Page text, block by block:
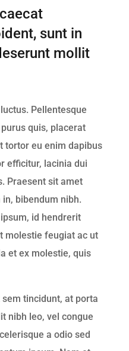
sunt in
mollit
Pellentesque
quis, placerat
tortor eu enim dapibus
efficitur, lacinia dui
Praesent sit amet
bibendum nibh.
id hendrerit
molestie feugiat ac ut
et ex molestie, quis
tincidunt, at porta
nibh leo, vel congue
a odio sed